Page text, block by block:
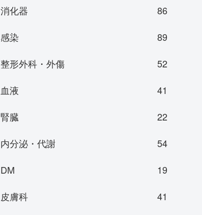
消化器
86
感染
89
整形外科・外傷
52
血液
41
腎臓
22
内分泌・代謝
54
DM
19
皮膚科
41